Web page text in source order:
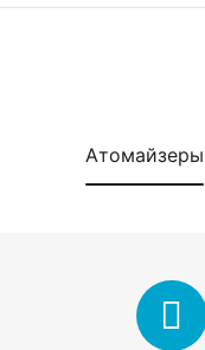
Атомайзеры